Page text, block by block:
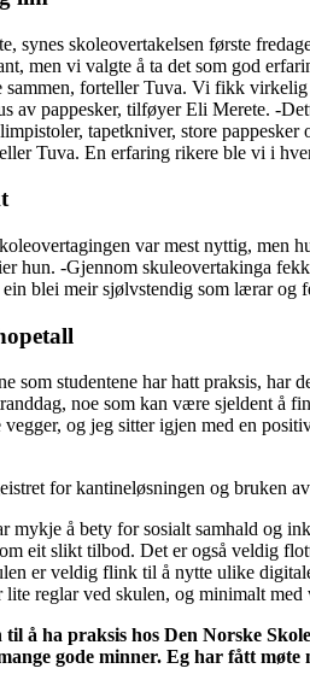
synes skoleovertakelsen første
men vi valgte å ta det som god
sammen, forteller Tuva. Vi fikk
av pappesker, tilføyer Eli Merete. -
tapetkniver, store
Tuva. En erfaring rikere ble vi i
var mest nyttig, men
hun. -Gjennom skuleovertakinga
blei meir sjølvstendig som lærar og
som studentene har hatt praksis, har
noe som kan være sjeldent å
vegger, og jeg sitter igjen med en
for kantineløsningen og bruken
mykje å bety for sosialt samhald og
eit slikt tilbod. Det er også veldig
er veldig flink til å nytte ulike
lite reglar ved skulen, og minimalt
til å ha praksis hos Den Norske
gode minner. Eg har fått